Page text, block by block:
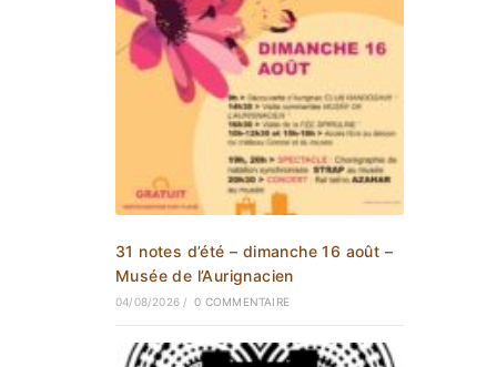
31 notes d’été – dimanche 16 août –
Musée de l’Aurignacien
04/08/2026 / 0 COMMENTAIRE